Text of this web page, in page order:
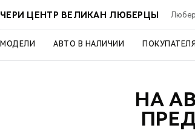
ЧЕРИ ЦЕНТР ВЕЛИКАН ЛЮБЕРЦЫ
МОДЕЛИ АВТО В НАЛИЧИИ
НА